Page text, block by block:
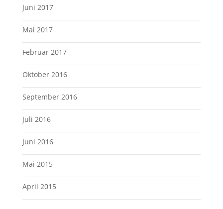
Juni 2017
Mai 2017
Februar 2017
Oktober 2016
September 2016
Juli 2016
Juni 2016
Mai 2015
April 2015